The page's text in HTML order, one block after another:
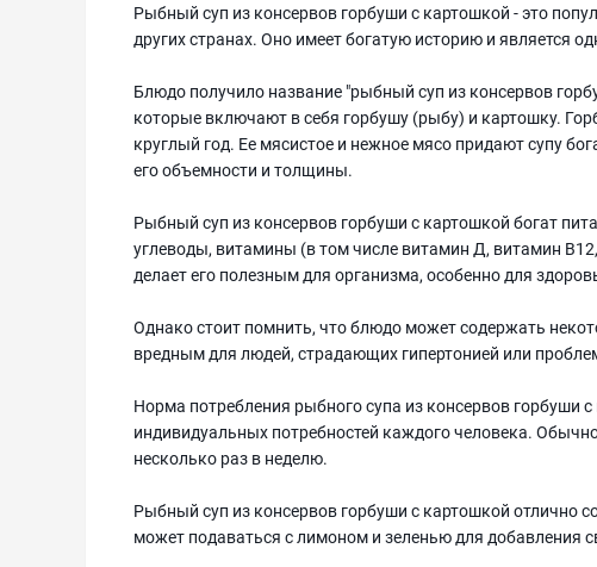
Рыбный суп из консервов горбуши с картошкой - это
других странах. Оно имеет богатую историю и является
Блюдо получило название "рыбный суп из консервов
которые включают в себя горбушу (рыбу) и картошку.
круглый год. Ее мясистое и нежное мясо придают супу
его объемности и толщины.
Рыбный суп из консервов горбуши с картошкой богат
углеводы, витамины (в том числе витамин Д, витамин
делает его полезным для организма, особенно для
Однако стоит помнить, что блюдо может содержать
вредным для людей, страдающих гипертонией или
Норма потребления рыбного супа из консервов горбуши
индивидуальных потребностей каждого человека.
несколько раз в неделю.
Рыбный суп из консервов горбуши с картошкой отлично
может подаваться с лимоном и зеленью для добавления